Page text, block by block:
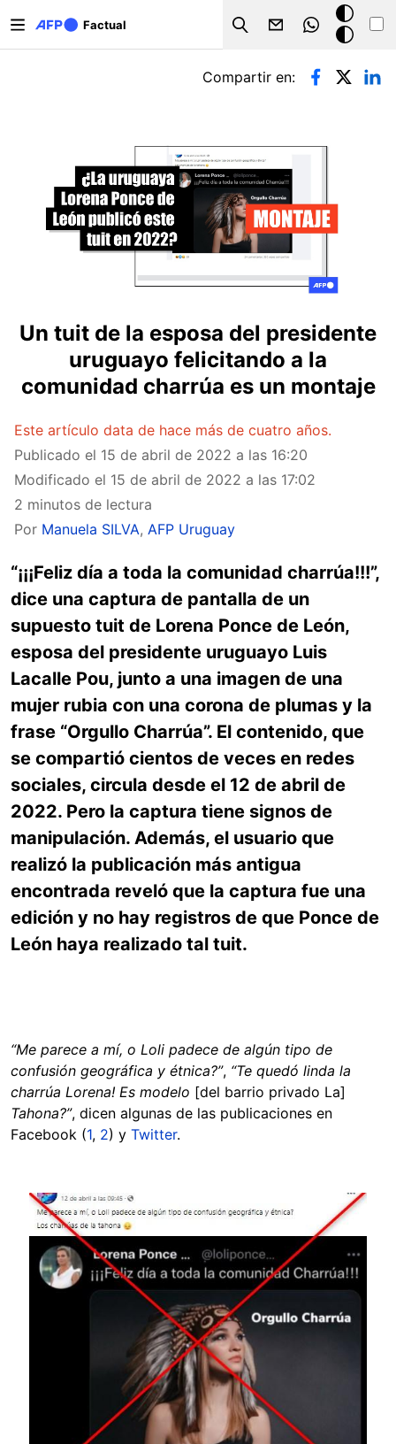
Factual
Search
Modo
oscuro
Solapas principales
Compartir en:
Un tuit de la esposa del presidente
uruguayo felicitando a la
comunidad charrúa es un montaje
Este artículo data de hace más de cuatro años.
Publicado el 15 de abril de 2022 a las 16:20
Modificado el 15 de abril de 2022 a las 17:02
2 minutos de lectura
Por Manuela SILVA, AFP Uruguay
“¡¡¡Feliz día a toda la comunidad charrúa!!!”,
dice una captura de pantalla de un
supuesto tuit de Lorena Ponce de León,
esposa del presidente uruguayo Luis
Lacalle Pou, junto a una imagen de una
mujer rubia con una corona de plumas y la
frase “Orgullo Charrúa”. El contenido, que
se compartió cientos de veces en redes
sociales, circula desde el 12 de abril de
2022. Pero la captura tiene signos de
manipulación. Además, el usuario que
realizó la publicación más antigua
encontrada reveló que la captura fue una
edición y no hay registros de que Ponce de
León haya realizado tal tuit.
“Me parece a mí, o Loli padece de algún tipo de
confusión geográfica y étnica?”, “Te quedó linda la
charrúa Lorena! Es modelo [del barrio privado La]
Tahona?”, dicen algunas de las publicaciones en
Facebook (1, 2) y Twitter.
Image